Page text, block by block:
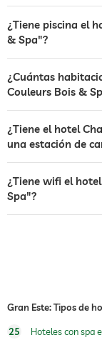
perros permitidos
jacuzzi
sauna
oferta de masajes
masajes para el
spa
¿Tiene piscina el
& Spa"?
¿Cuántas
Couleurs Bois &
¿Tiene el hotel
una estación de
¿Tiene wifi el
Spa"?
Gran Este: Tipos de
25 Hoteles con spa